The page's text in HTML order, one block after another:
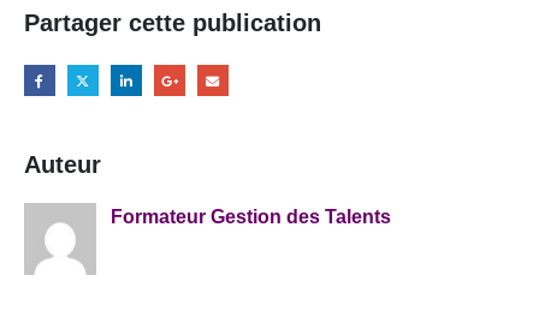
Partager cette publication
Auteur
Formateur Gestion des Talents